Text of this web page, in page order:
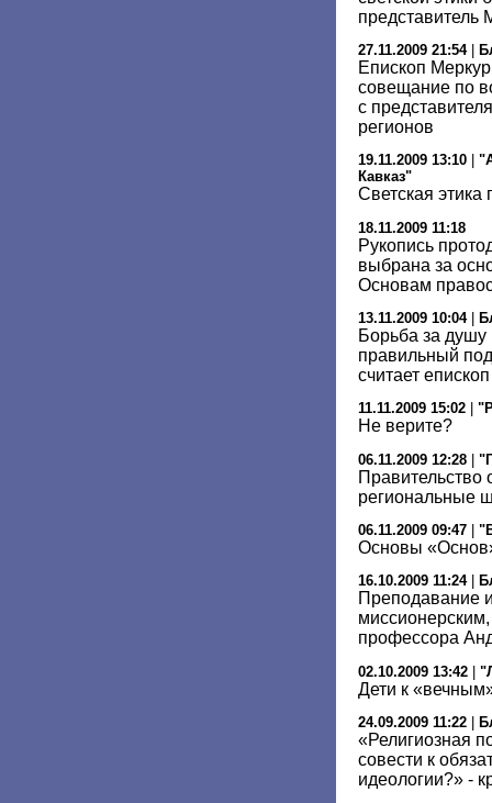
представитель
27.11.2009 21:54|
Епископ
совещание по
с
регионов
19.11.2009 13:10
Кавказ"
Светская этика
18.11.2009 11:18
Рукопись
выбрана за
Основам
13.11.2009 10:04|
Борьба за
правильный
считает
11.11.2009 15:02
Не верите?
06.11.2009 12:28 |
Правительство
региональные
06.11.2009 09:47
Основы
16.10.2009 11:24|
Преподавание
миссионерским,
профессора
02.10.2009 13:42 |
Дети к
24.09.2009 11:22
«Религиозная
совести к
идеологии?» -